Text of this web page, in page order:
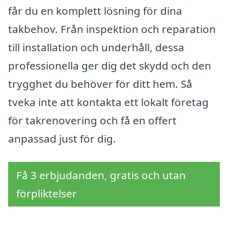
får du en komplett lösning för dina
takbehov. Från inspektion och reparation
till installation och underhåll, dessa
professionella ger dig det skydd och den
trygghet du behöver för ditt hem. Så
tveka inte att kontakta ett lokalt företag
för takrenovering och få en offert
anpassad just för dig.
Få 3 erbjudanden, gratis och utan
förpliktelser